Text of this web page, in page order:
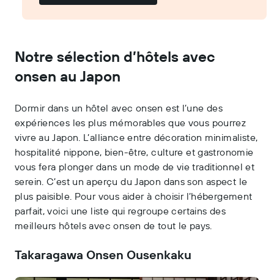
Notre sélection d’hôtels avec
onsen au Japon
Dormir dans un hôtel avec onsen est l’une des
expériences les plus mémorables que vous pourrez
vivre au Japon. L’alliance entre décoration minimaliste,
hospitalité nippone, bien-être, culture et gastronomie
vous fera plonger dans un mode de vie traditionnel et
serein. C’est un aperçu du Japon dans son aspect le
plus paisible. Pour vous aider à choisir l’hébergement
parfait, voici une liste qui regroupe certains des
meilleurs hôtels avec onsen de tout le pays.
Takaragawa Onsen Ousenkaku